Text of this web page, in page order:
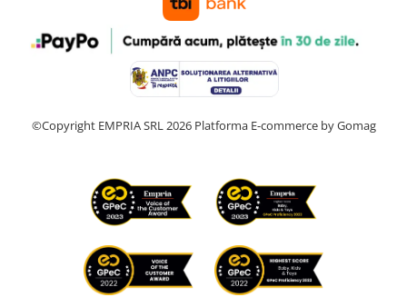
©Copyright EMPRIA SRL 2026 Platforma E-commerce by Gomag